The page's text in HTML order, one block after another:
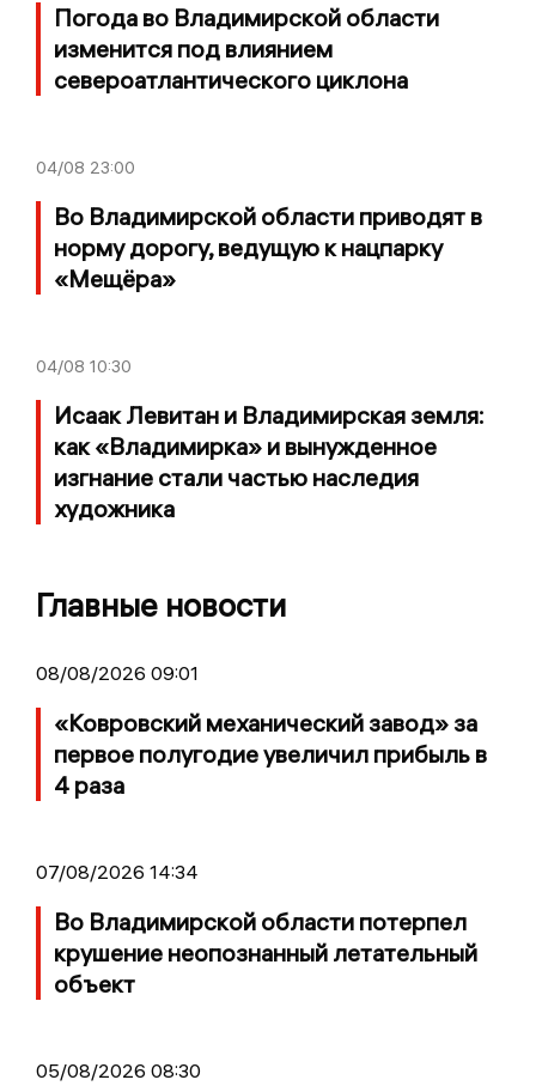
Погода во Владимирской области
изменится под влиянием
североатлантического циклона
04/08 23:00
Во Владимирской области приводят в
норму дорогу, ведущую к нацпарку
«Мещёра»
04/08 10:30
Исаак Левитан и Владимирская земля:
как «Владимирка» и вынужденное
изгнание стали частью наследия
художника
Главные новости
08/08/2026 09:01
«Ковровский механический завод» за
первое полугодие увеличил прибыль в
4 раза
07/08/2026 14:34
Во Владимирской области потерпел
крушение неопознанный летательный
объект
05/08/2026 08:30